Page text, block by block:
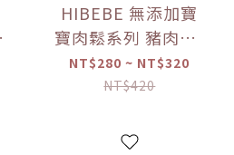
HIBEBE 無添加寶
寶肉鬆系列 豬肉鬆/
雞肉鬆/旗魚鬆(2包
入/組)（10個月以
定】
NT$280 ~ NT$320
NT$420